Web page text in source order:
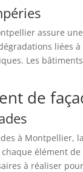
assure
liées
Les
de
à Montpellier,
élément
à réaliser